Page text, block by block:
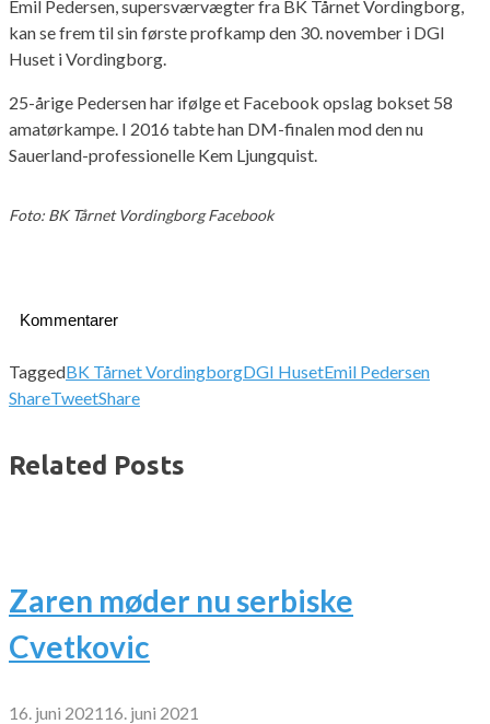
Emil Pedersen, supersværvægter fra BK Tårnet Vordingborg,
kan se frem til sin første profkamp den 30. november i DGI
Huset i Vordingborg.
25-årige Pedersen har ifølge et Facebook opslag bokset 58
amatørkampe. I 2016 tabte han DM-finalen mod den nu
Sauerland-professionelle Kem Ljungquist.
Foto: BK Tårnet Vordingborg Facebook
Kommentarer
TaggedBK Tårnet VordingborgDGI HusetEmil Pedersen
ShareTweetShare
Related Posts
Zaren møder nu serbiske
Cvetkovic
16. juni 2021 16. juni 2021